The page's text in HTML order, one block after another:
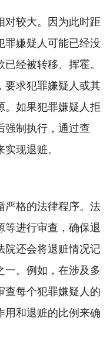
对较大。因为此时距
罪嫌疑人可能已经没
经被转移、挥霍。
要求犯罪嫌疑人或其
。如果犯罪嫌疑人拒
强制执行，通过查
现退赃。
严格的法律程序。法
等进行审查，确保退
院还会将退赃情况记
一。例如，在涉及多
查每个犯罪嫌疑人的
用和退赃的比例来确